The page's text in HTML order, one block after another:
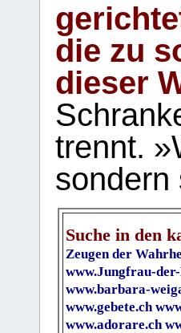
die zu
dieser
trennt.
sondern
Suche in den
Zeugen der
www.Jungfrau-
www.barbara-
www.gebete.ch
www.adorare.ch